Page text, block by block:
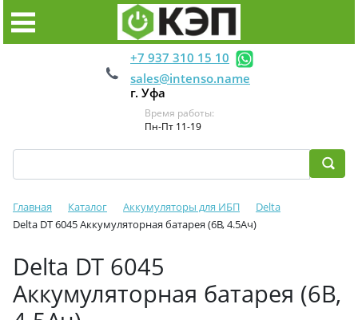
+7 937 310 15 10
sales@intenso.name
г. Уфа
Время работы:
Пн-Пт 11-19
Главная Каталог Аккумуляторы для ИБП
Delta
Delta DT 6045 Аккумуляторная батарея (6В, 4.5Ач)
Delta DT 6045
Аккумуляторная батарея (6В,